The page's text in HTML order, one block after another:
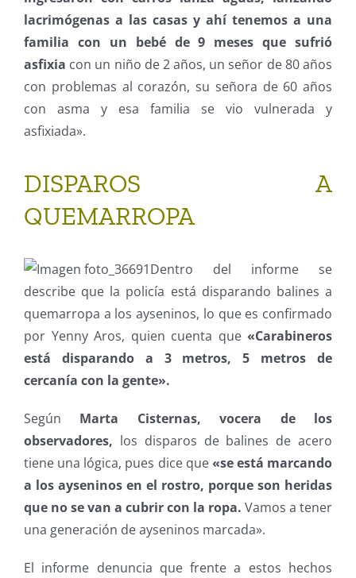
lacrimógenas a las casas y ahí tenemos a una
familia con un bebé de 9 meses que sufrió
asfixia con un niño de 2 años, un señor de 80 años
con problemas al corazón, su señora de 60 años
con asma y esa familia se vio vulnerada y
asfixiada».
DISPAROS A
QUEMARROPA
Dentro del informe se
describe que la policía está disparando balines a
quemarropa a los ayseninos, lo que es confirmado
por Yenny Aros, quien cuenta que «Carabineros
está disparando a 3 metros, 5 metros de
cercanía con la gente».
Según Marta Cisternas, vocera de los
observadores, los disparos de balines de acero
tiene una lógica, pues dice que«se está marcando
a los ayseninos en el rostro, porque son heridas
que no se van a cubrir con la ropa. Vamos a tener
una generación de ayseninos marcada».
El informe denuncia que frente a estos hechos